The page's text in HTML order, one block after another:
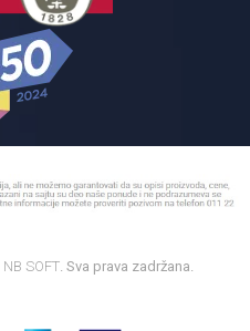
NB SOFT. Sva prava zadržana.